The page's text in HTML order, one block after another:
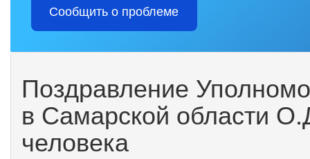
Сообщить о проблеме
Поздравление
в Самарской области
человека